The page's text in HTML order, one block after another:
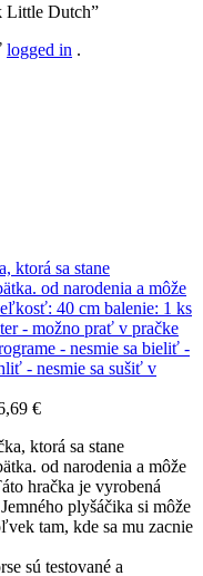
Little Dutch”
logged in .
€
ktorá sa stane
od narodenia a môže
hračka je vyrobená
plyšáčika si môže
tam, kde sa mu zacnie
sú testované a